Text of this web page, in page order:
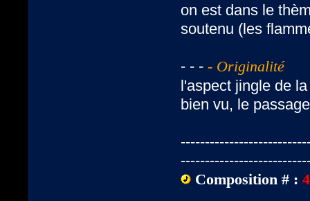
on est dans le
soutenu (les
- - -- Originalité
l'aspect jingle de
bien vu, le
Composition # :4